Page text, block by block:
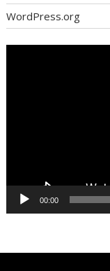
WordPress.org
00:00